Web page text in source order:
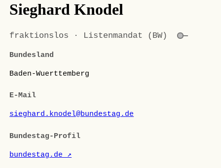
Sieghard Knodel
fraktionslos · Listenmandat (BW) —
Bundesland
Baden-Wuerttemberg
E-Mail
sieghard.knodel@bundestag.de
Bundestag-Profil
bundestag.de ↗